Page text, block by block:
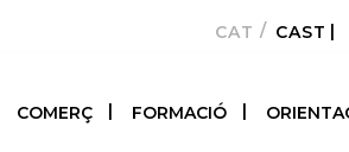
CATALÀ |
COMERÇ FORMACIÓ